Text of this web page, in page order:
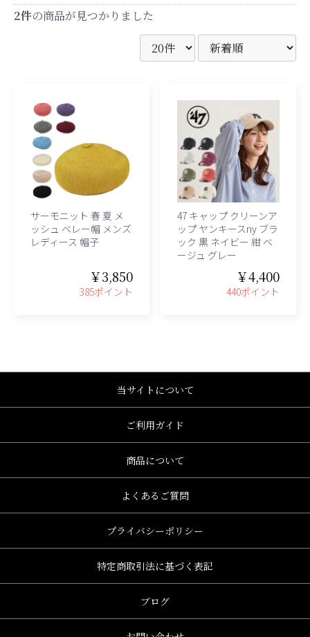
2件の商品が見つかりました
サーモニット 春 夏 メ
ッシュ ベレー帽 メンズ
レディース 帽子
￥3,850
385ポイント
47 キャップ クリーンア
ップ ヤンキースny ブラ
ック 黒 ネイビー 紺 ベ
ージュ グレー
￥4,400
440ポイント
当サイトについて
ご利用ガイド
商品について
よくあるご質問
プライバシーポリシー
特定商取引法に基づく表記
ブログ